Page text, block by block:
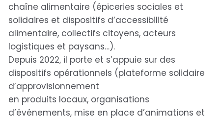
chaîne alimentaire (épiceries sociales et
solidaires et dispositifs d’accessibilité
alimentaire, collectifs citoyens, acteurs
logistiques et paysans…).
Depuis 2022, il porte et s’appuie sur des
dispositifs opérationnels (plateforme solidaire
d’approvisionnement
en produits locaux, organisations
d’événements, mise en place d’animations et